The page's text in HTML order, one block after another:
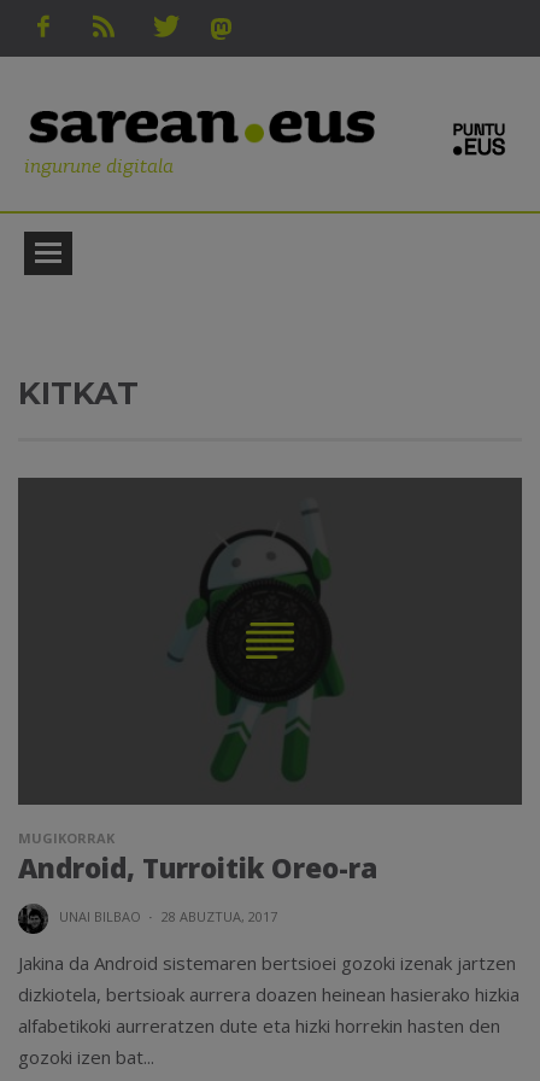
ingurune digitala
KITKAT
MUGIKORRAK
Android, Turroitik Oreo-ra
UNAI BILBAO · 28 ABUZTUA, 2017
Jakina da Android sistemaren bertsioei gozoki izenak jartzen
dizkiotela, bertsioak aurrera doazen heinean hasierako hizkia
alfabetikoki aurreratzen dute eta hizki horrekin hasten den
gozoki izen bat...